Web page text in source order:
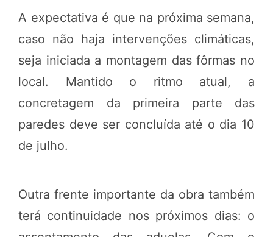
A expectativa é que na próxima semana,
caso não haja intervenções climáticas,
seja iniciada a montagem das fôrmas no
local. Mantido o ritmo atual, a
concretagem da primeira parte das
paredes deve ser concluída até o dia 10
de julho.
Outra frente importante da obra também
terá continuidade nos próximos dias: o